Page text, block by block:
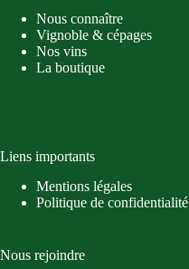
Vins
2025
Nous connaître
Vignoble & cépages
Nos vins
La boutique
Liens importants
Mentions légales
Politique de confidentialité
Nous rejoindre